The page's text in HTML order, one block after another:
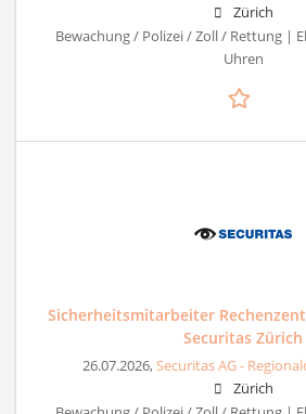
Zürich
Bewachung / Polizei / Zoll / Rettung |
Uhren
Sicherheitsmitarbeiter
Securitas Zürich
26.07.2026,Securitas AG -
Zürich